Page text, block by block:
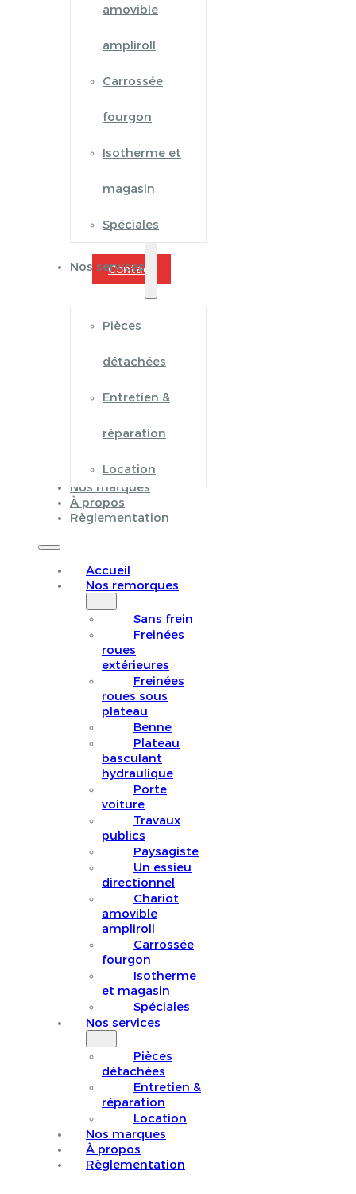
amovible
ampliroll
Carrossée
fourgon
Isotherme et
magasin
Spéciales
Nos services
Pièces
détachées
Entretien &
réparation
Location
Nos marques
À propos
Règlementation
Accueil
Nos remorques
Sans frein
Freinées
roues
extérieures
Freinées
roues sous
plateau
Benne
Plateau
basculant
hydraulique
Porte
voiture
Travaux
publics
Paysagiste
Un essieu
directionnel
Chariot
amovible
ampliroll
Carrossée
fourgon
Isotherme
et magasin
Spéciales
Nos services
Pièces
détachées
Entretien &
réparation
Location
Nos marques
À propos
Règlementation
Contact